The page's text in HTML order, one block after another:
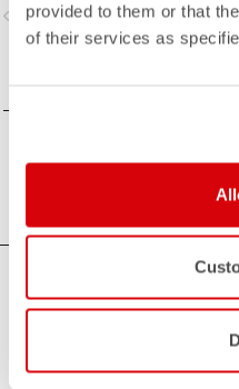
provided to them or that
of their services as
Collection Team
Tout l'amour, la passion et
dans la collection Team